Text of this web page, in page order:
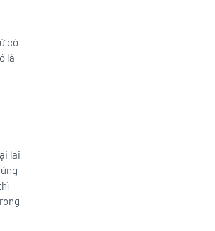
có
là
lai